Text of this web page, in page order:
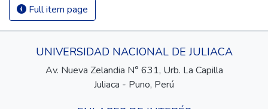
Full item page
UNIVERSIDAD NACIONAL DE JULIACA
Av. Nueva Zelandia N° 631, Urb. La Capilla
Juliaca - Puno, Perú